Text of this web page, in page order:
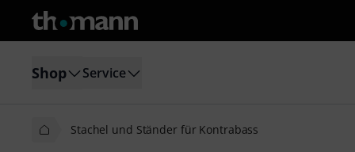
Shop Service
Stachel und Ständer für Kontrabass